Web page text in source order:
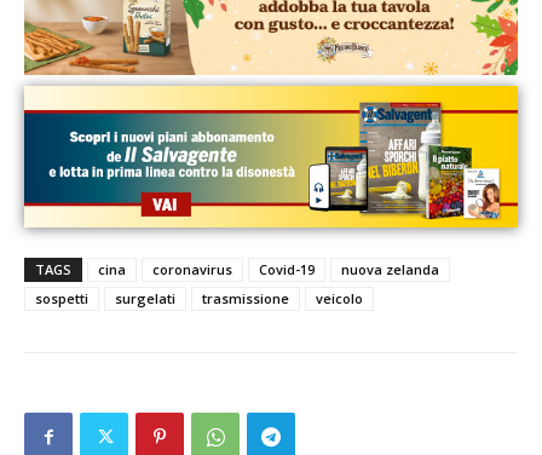
TAGS cina coronavirus Covid-19
nuova zelanda
sospetti
surgelati trasmissione veicolo